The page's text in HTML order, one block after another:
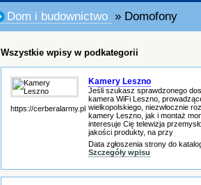
Dom i budownictwo » Domofony
Wszystkie wpisy w podkategorii
https://cerberalarmy.pl
Kamery Leszno
Jeśli szukasz sprawdzonego
kamera WiFi Leszno,
wielkopolskiego, niezwłocznie
kamery Leszno, jak i montaż
interesuje Cię telewizja
jakości produkty, na przy
Data zgłoszenia strony do
Szczegóły wpisu